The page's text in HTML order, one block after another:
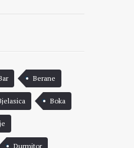
Berane
Boka
Durmitor